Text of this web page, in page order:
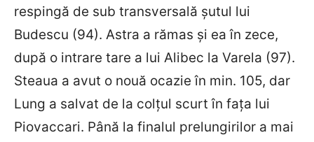
respingă de sub transversală șutul lui
Budescu (94). Astra a rămas și ea în zece,
după o intrare tare a lui Alibec la Varela (97).
Steaua a avut o nouă ocazie în min. 105, dar
Lung a salvat de la colțul scurt în fața lui
Piovaccari. Până la finalul prelungirilor a mai